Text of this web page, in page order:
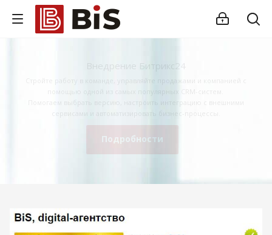
Внедрение Битрикс24
Помогаем выбрать версию, настроить интеграцию с внешними
Подробности